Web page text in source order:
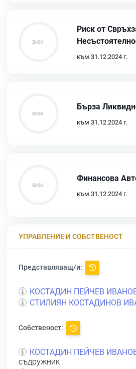
Риск от
към 31.12.2024 г.
Бърза
към 31.12.2024 г.
Финансова
към 31.12.2024 г.
УПРАВЛЕНИЕ И СОБСТВЕНОСТ
Представляващ/и:
КОСТАДИН ПЕЙЧЕВ
СТИЛИЯН КОСТАДИНОВ
Собственост:
КОСТАДИН ПЕЙЧЕВ
съдружник